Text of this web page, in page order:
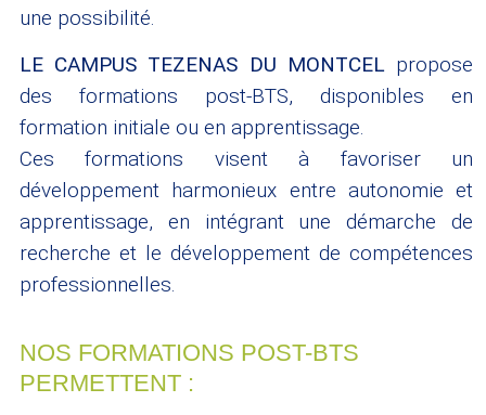
une possibilité.
LE CAMPUS TEZENAS DU MONTCELpropose
des formations post-BTS, disponibles en
formation initiale ou en apprentissage.
Ces formations visent à favoriser un
développement harmonieux entre autonomie et
apprentissage, en intégrant une démarche de
recherche et le développement de compétences
professionnelles.
NOS FORMATIONS POST-BTS
PERMETTENT :